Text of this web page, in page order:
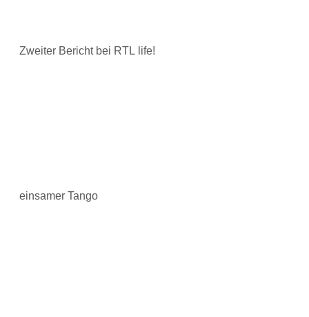
Zweiter Bericht bei RTL life!
einsamer Tango